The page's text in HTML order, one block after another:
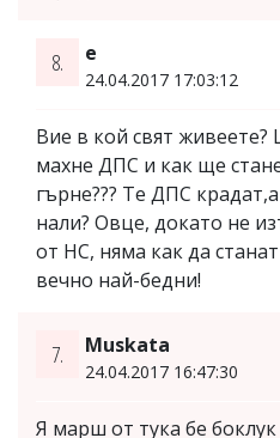
8. e
24.04.2017 17:03:12
Вие в кой свят
махне ДПС и как ще
гърне??? Те ДПС
нали? Овце, докато не
от НС, няма как да
вечно най-бедни!
7. Muskata
24.04.2017 16:47:30
Я марш от тука бе